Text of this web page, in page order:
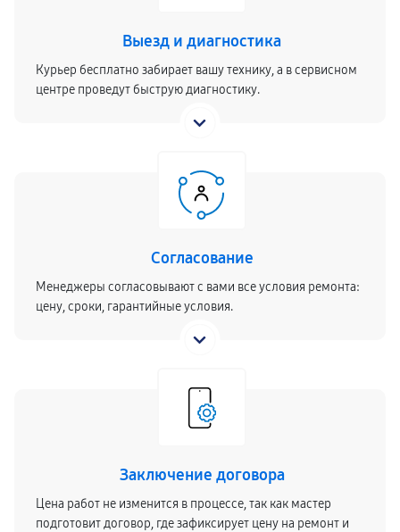
Выезд и диагностика
Курьер бесплатно забирает вашу технику, а в сервисном
центре проведут быструю диагностику.
Согласование
Менеджеры согласовывают с вами все условия ремонта:
цену, сроки, гарантийные условия.
Заключение договора
Цена работ не изменится в процессе, так как мастер
подготовит договор, где зафиксирует цену на ремонт и